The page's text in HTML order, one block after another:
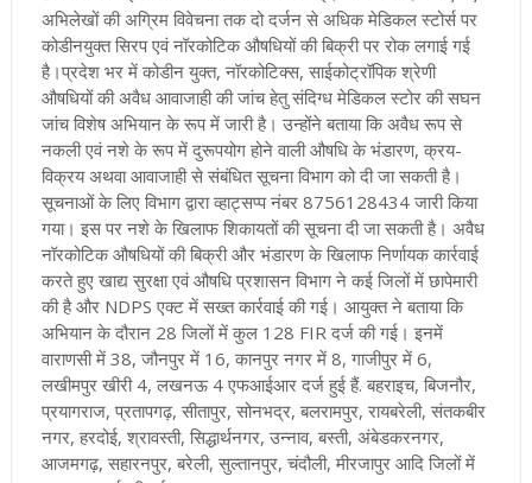
अभिलेखों की अग्रिम विवेचना तक दो दर्जन से अधिक मेडिकल स्टोर्स पर
कोडीनयुक्त सिरप एवं नॉरकोटिक औषधियों की बिक्री पर रोक लगाई गई
है।प्रदेश भर में कोडीन युक्त, नॉरकोटिक्स, साईकोट्रॉपिक श्रेणी
औषधियों की अवैध आवाजाही की जांच हेतु संदिग्ध मेडिकल स्टोर की सघन
जांच विशेष अभियान के रूप में जारी है। उन्होंने बताया कि अवैध रूप से
नकली एवं नशे के रूप में दुरूपयोग होने वाली औषधि के भंडारण, क्रय-
विक्रय अथवा आवाजाही से संबंधित सूचना विभाग को दी जा सकती है।
सूचनाओं के लिए विभाग द्वारा व्हाट्सप्प नंबर 8756128434 जारी किया
गया। इस पर नशे के खिलाफ शिकायतों की सूचना दी जा सकती है। अवैध
नॉरकोटिक औषधियों की बिक्री और भंडारण के खिलाफ निर्णायक कार्रवाई
करते हुए खाद्य सुरक्षा एवं औषधि प्रशासन विभाग ने कई जिलों में छापेमारी
की है और NDPS एक्ट में सख्त कार्रवाई की गई। आयुक्त ने बताया कि
अभियान के दौरान 28 जिलों में कुल 128 FIR दर्ज की गई। इनमें
वाराणसी में 38, जौनपुर में 16, कानपुर नगर में 8, गाजीपुर में 6,
लखीमपुर खीरी 4, लखनऊ 4 एफआईआर दर्ज हुई हैं. बहराइच, बिजनौर,
प्रयागराज, प्रतापगढ़, सीतापुर, सोनभद्र, बलरामपुर, रायबरेली, संतकबीर
नगर, हरदोई, श्रावस्ती, सिद्धार्थनगर, उन्नाव, बस्ती, अंबेडकरनगर,
आजमगढ़, सहारनपुर, बरेली, सुल्तानपुर, चंदौली, मीरजापुर आदि जिलों में